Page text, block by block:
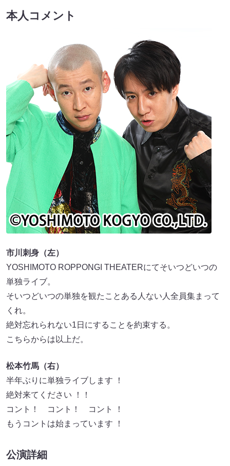
本人コメント
市川刺身（左）
YOSHIMOTO ROPPONGI THEATERにてそいつどいつの
単独ライブ。
そいつどいつの単独を観たことある人ない人全員集まって
くれ。
絶対忘れられない1日にすることを約束する。
こちらからは以上だ。
松本竹馬（右）
半年ぶりに単独ライブします ！
絶対来てください ！！
コント！ コント！ コント ！
もうコントは始まっています ！
公演詳細